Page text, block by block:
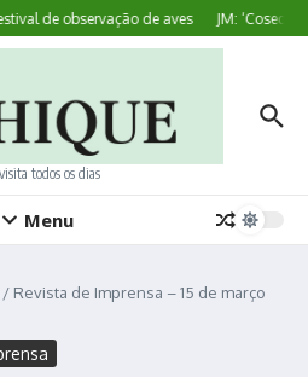
de observação de aves JM:
todos os dias
Menu
/ Revista de Imprensa – 15 de março